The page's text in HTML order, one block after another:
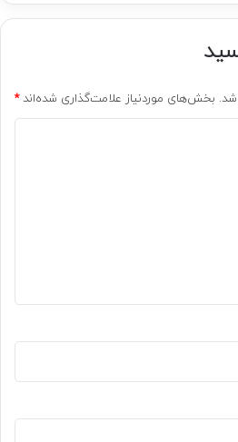
شد. بخش‌های موردنیاز علامت‌گذاری شده‌اند*